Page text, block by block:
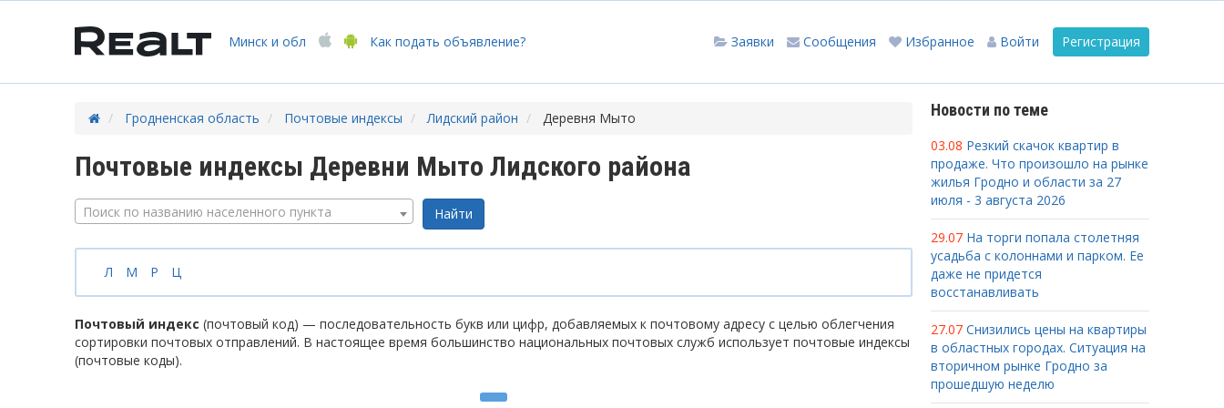
Минск и обл Как подать объявление? Регистрация
Войти
Избранное
Сообщения
Заявки
Гродненская область Почтовые индексы Лидский район Деревня Мыто
Почтовые индексы Деревни Мыто Лидского района
Поиск по названию населенного пункта
Л М Р Ц
Почтовый индекс (почтовый код) — последовательность букв или цифр, добавляемых к почтовому адресу с целью облегчения
сортировки почтовых отправлений. В настоящее время большинство национальных почтовых служб использует почтовые индексы
(почтовые коды).
Новости по теме
03.08 Резкий скачок квартир в
продаже. Что произошло на рынке
жилья Гродно и области за 27
июля - 3 августа 2026
29.07 На торги попала столетняя
усадьба с колоннами и парком. Ее
даже не придется
восстанавливать
27.07 Снизились цены на квартиры
в областных городах. Ситуация на
вторичном рынке Гродно за
прошедшую неделю